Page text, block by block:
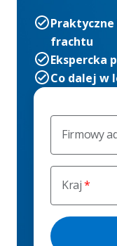
Firmowy
Kraj
frachtu
Ekspercka
Co dalej w